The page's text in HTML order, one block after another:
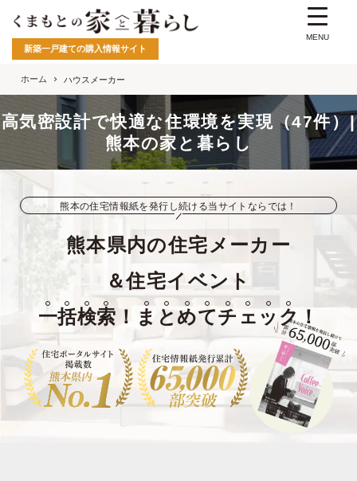
新築一戸建ての購入情報サイト
ホーム ハウスメーカー
高気密設計で快適な住環境を実現（47件）|
熊本の家と暮らし
熊本の住宅情報紙を発行し続ける当サイトならでは！
熊本県内の住宅メーカー
＆住宅イベント
一括検索 ！ ま とめてチ ェ ック ！
MENU